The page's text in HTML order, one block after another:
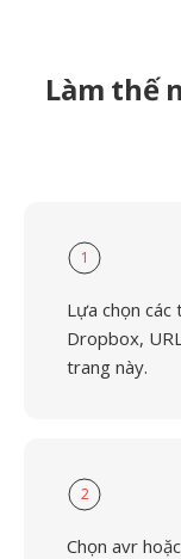
Làm thế
1
Lựa chọn
Dropbox,
trang này.
2
Chọn avr